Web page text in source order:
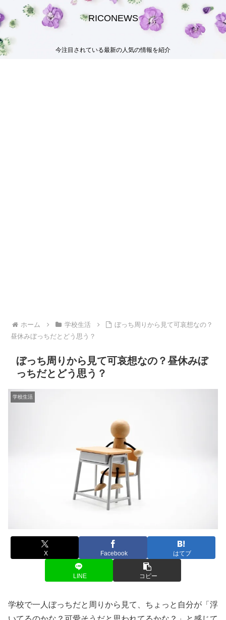
RICONEWS
今注目されている最新の人気の情報を紹介
ホーム 学校生活
ぼっち周りから見て可哀想なの？
昼休みぼっちだとどう思う？
ぼっち周りから見て可哀想なの？昼休みぼ
っちだとどう思う？
学校生活
X Facebook はてブ
LINE コピー
学校で一人ぼっちだと周りから見て、ちょっと自分が「浮